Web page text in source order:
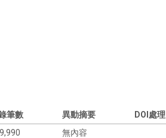
筆數 異動摘要 DOI處理
無內容